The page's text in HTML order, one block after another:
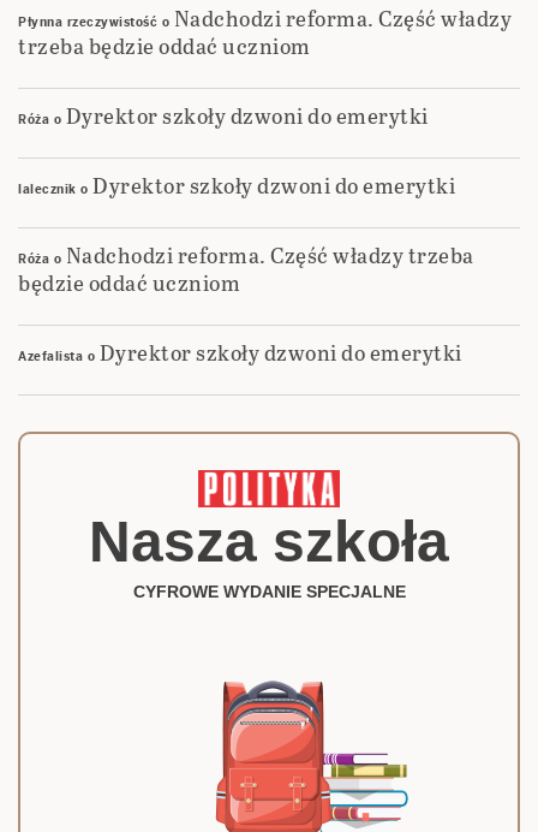
Płynna rzeczywistość o Nadchodzi reforma. Część władzy
trzeba będzie oddać uczniom
Róża o Dyrektor szkoły dzwoni do emerytki
lalecznik o Dyrektor szkoły dzwoni do emerytki
Róża o Nadchodzi reforma. Część władzy trzeba
będzie oddać uczniom
Azefalista o Dyrektor szkoły dzwoni do emerytki
Nasza szkoła
CYFROWE WYDANIE SPECJALNE